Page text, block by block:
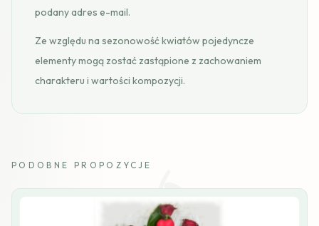
podany adres e-mail.
Ze względu na sezonowość kwiatów pojedyncze
elementy mogą zostać zastąpione z zachowaniem
charakteru i wartości kompozycji.
PODOBNE PROPOZYCJE